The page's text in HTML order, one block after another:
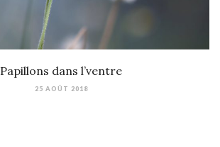
Papillons dans l’ventre
25 AOÛT 2018